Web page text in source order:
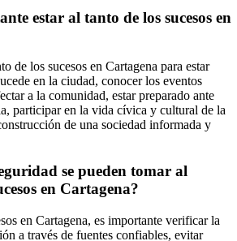
estar al tanto de los sucesos en
de los sucesos en Cartagena para estar
en la ciudad, conocer los eventos
a la comunidad, estar preparado ante
participar en la vida cívica y cultural de la
de una sociedad informada y
se pueden tomar al
en Cartagena?
en Cartagena, es importante verificar la
a través de fuentes confiables, evitar